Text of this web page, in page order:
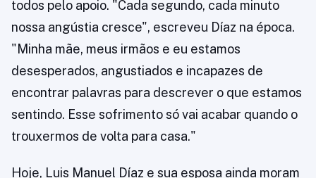
todos pelo apoio. "Cada segundo, cada minuto
nossa angústia cresce", escreveu Díaz na época.
"Minha mãe, meus irmãos e eu estamos
desesperados, angustiados e incapazes de
encontrar palavras para descrever o que estamos
sentindo. Esse sofrimento só vai acabar quando o
trouxermos de volta para casa."
Hoje, Luis Manuel Díaz e sua esposa ainda moram